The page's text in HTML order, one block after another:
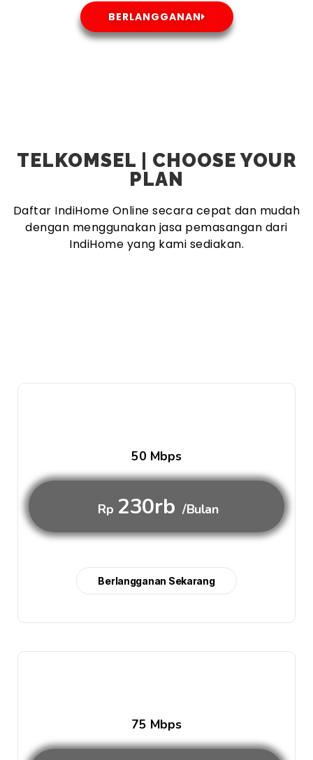
BERLANGGANAN
TELKOMSEL | CHOOSE YOUR
PLAN
Daftar IndiHome Online secara cepat dan mudah
dengan menggunakan jasa pemasangan dari
IndiHome yang kami sediakan.
50 Mbps
Rp 230rb /Bulan
Berlangganan Sekarang
75 Mbps